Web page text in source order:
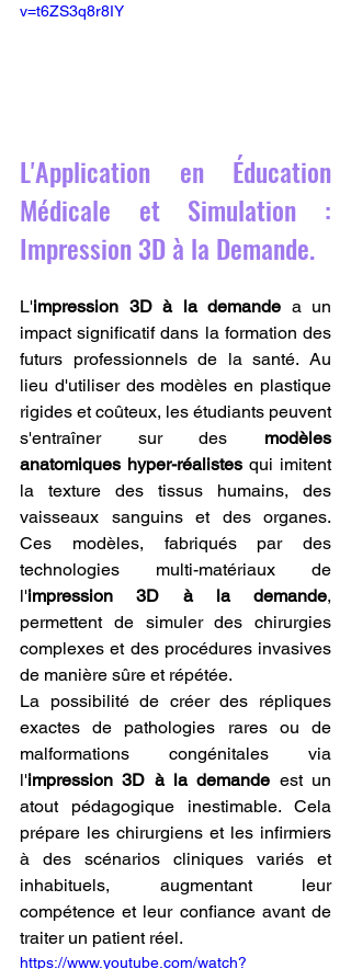
v=t6ZS3q8r8IY
L'Application en Éducation
Médicale et Simulation :
Impression 3D à la Demande.
L'impression 3D à la demande a un
impact significatif dans la formation des
futurs professionnels de la santé. Au
lieu d'utiliser des modèles en plastique
rigides et coûteux, les étudiants peuvent
s'entraîner sur des modèles
anatomiques hyper-réalistes qui imitent
la texture des tissus humains, des
vaisseaux sanguins et des organes.
Ces modèles, fabriqués par des
technologies multi-matériaux de
l'impression 3D à la demande,
permettent de simuler des chirurgies
complexes et des procédures invasives
de manière sûre et répétée.
La possibilité de créer des répliques
exactes de pathologies rares ou de
malformations congénitales via
l'impression 3D à la demande est un
atout pédagogique inestimable. Cela
prépare les chirurgiens et les infirmiers
à des scénarios cliniques variés et
inhabituels, augmentant leur
compétence et leur confiance avant de
traiter un patient réel.
https://www.youtube.com/watch?